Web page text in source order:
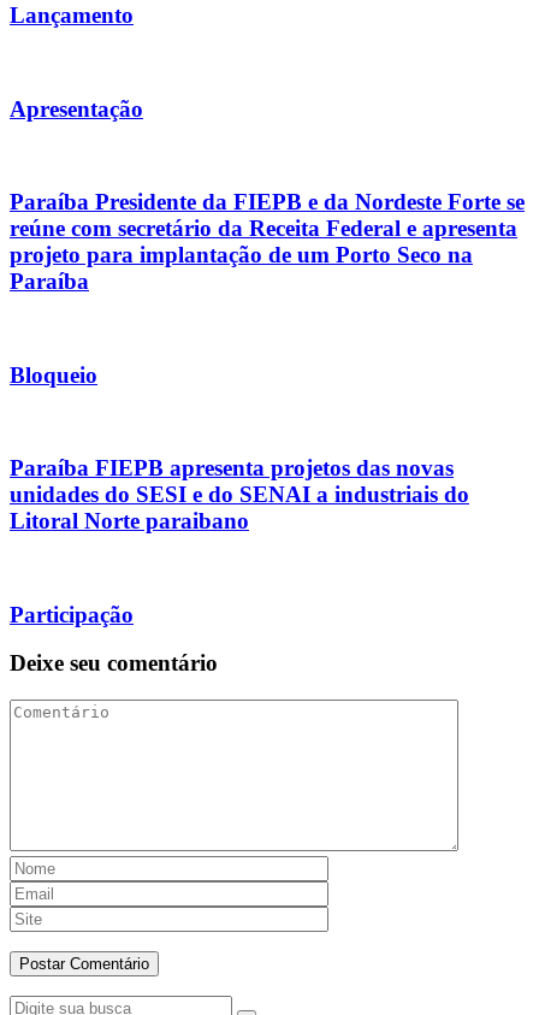
Lançamento
Apresentação
Paraíba Presidente da FIEPB e da Nordeste Forte se
reúne com secretário da Receita Federal e apresenta
projeto para implantação de um Porto Seco na
Paraíba
Bloqueio
Paraíba FIEPB apresenta projetos das novas
unidades do SESI e do SENAI a industriais do
Litoral Norte paraibano
Participação
Deixe seu comentário